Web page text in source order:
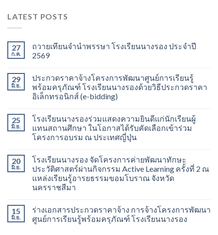
LATEST POSTS
27
ก.ค.
ถวายเทียนจำนำพรรษา โรงเรียนนางรอง ประจำปี
2569
29
มิ.ย.
ประกวดราคาจ้างโครงการพัฒนาศูนย์การเรียนรู้
พร้อมครุภัณฑ์ โรงเรียนนางรองด้วยวิธีประกวดราคา
อิเล็กทรอนิกส์ (e-bidding)
25
มิ.ย.
โรงเรียนนางรองร่วมแสดงความยินดีแก่นักเรียนผู้
แทนสถานศึกษา ในโอกาสได้รับคัดเลือกเข้าร่วม
โครงการอบรม ณ ประเทศญี่ปุ่น
20
มิ.ย.
โรงเรียนนางรอง จัดโครงการค่ายพัฒนาทักษะ
ประวัติศาสตร์ผ่านกิจกรรม Active Learning ครั้งที่ 2 ณ
แหล่งเรียนรู้อารยธรรมขอมโบราณ จังหวัด
นครราชสีมา
15
มิ.ย.
ร่างเอกสารประกวดราคาจ้าง การจ้างโครงการพัฒนา
ศูนย์การเรียนรู้พร้อมครุภัณฑ์ โรงเรียนนางรอง